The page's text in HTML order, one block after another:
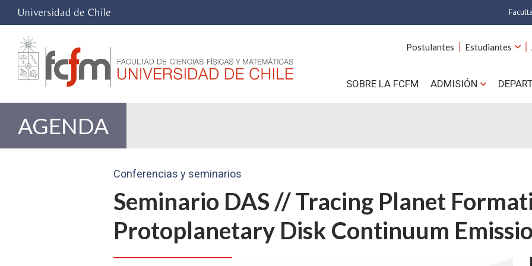
Postulantes Estudiantes
SOBRE LA FCFM ADMISIÓN
AGENDA
Conferencias y seminarios
Seminario DAS // Tracing Planet
Protoplanetary Disk Continuum